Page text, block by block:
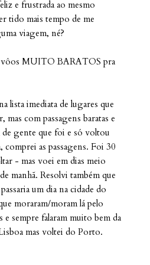
e frustrada ao mesmo
tido mais tempo de me
viagem, né?
vôos MUITO BARATOS pra
lista imediata de lugares que
mas com passagens baratas e
de gente que foi e só voltou
comprei as passagens. Foi 30
- mas voei em dias meio
manhã. Resolvi também que
um dia na cidade do
moraram/moram lá pelo
sempre falaram muito bem da
mas voltei do Porto.